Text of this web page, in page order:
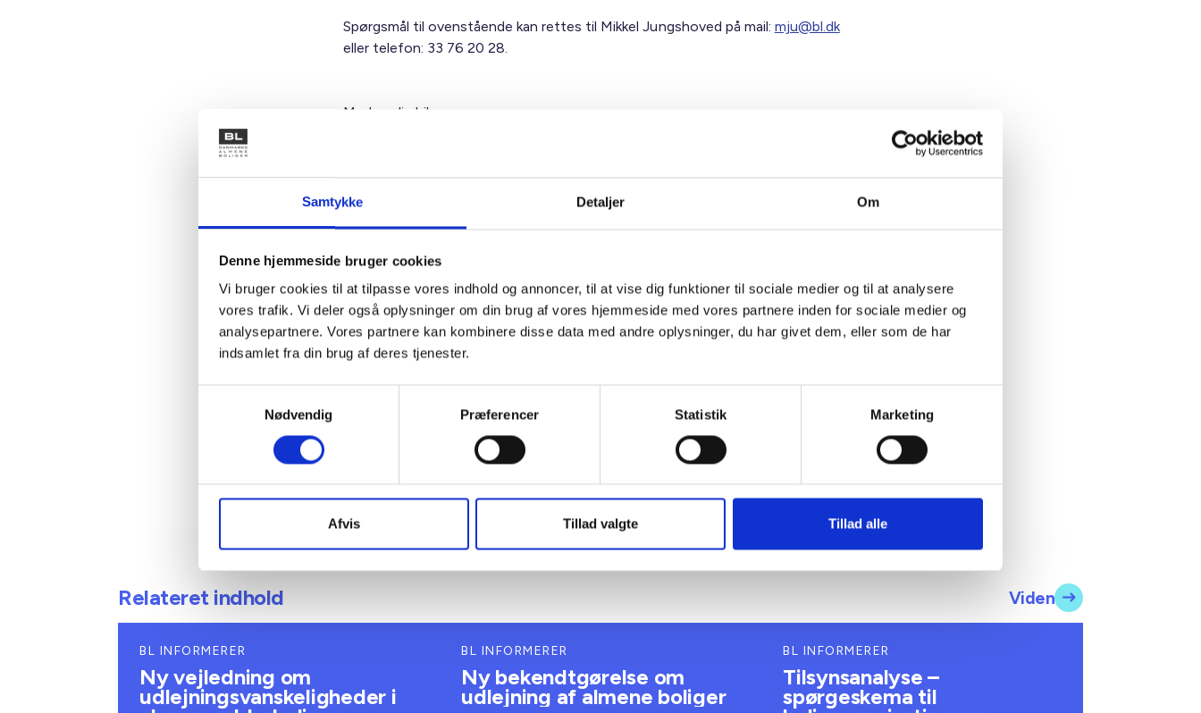
Samtykke Detaljer Om
Denne hjemmeside bruger cookies
Vi bruger cookies til at tilpasse vores indhold og annoncer, til at vise dig funktioner til sociale medier og til at analysere
vores trafik. Vi deler også oplysninger om din brug af vores hjemmeside med vores partnere inden for sociale medier og
analysepartnere. Vores partnere kan kombinere disse data med andre oplysninger, du har givet dem, eller som de har
indsamlet fra din brug af deres tjenester.
Nødvendig
Præferencer Statistik Marketing
Afvis Tillad valgte Tillad alle
Spørgsmål til ovenstående kan rettes til Mikkel Jungshoved på mail: mju@bl.dk
eller telefon: 33 76 20 28.
Med venlig hilsen
Kontakt
Bent Madsen
Adm. direktør
Tlf: 28 88 18 77
Mikkel Jungshoved
Teknisk konsulent
Relateret indhold Viden
BL INFORMERER
Ny vejledning om
udlejningsvanskeligheder i
BL INFORMERER
Ny bekendtgørelse om
udlejning af almene boliger
BL INFORMERER
Tilsynsanalyse –
spørgeskema til